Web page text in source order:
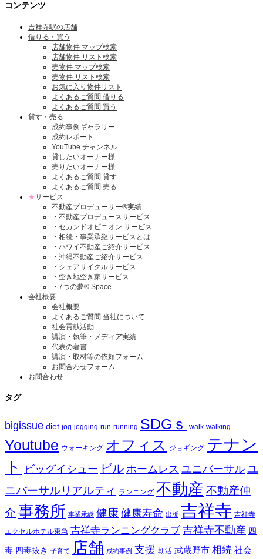
コンテンツ
吉祥寺駅の店舗
借りる・買う
店舗物件 マップ検索
店舗物件 リスト検索
売物件 マップ検索
売物件 リスト検索
お気に入り物件リスト
よくあるご質問 借りる
よくあるご質問 買う
貸す・売る
成約事例ギャラリー
成約レポート
YouTube チャンネル
貸したいオーナー様
売りたいオーナー様
よくあるご質問 貸す
よくあるご質問 売る
★サービス
不動産プロデューサー®実績
・不動産プロデュースサービス
・セカンドオピニオン サービス
・相続・事業承継サービスとは
・ハワイ不動産ご紹介サービス
・沖縄不動産ご紹介サービス
・シェアサイクルサービス
・空き地空き家サービス
・7つの夢® Space
会社概要
会社概要
よくあるご質問 当社について
社会貢献活動
講演・執筆・メディア実績
代表の著書
講演・取材等の依頼フォーム
お問合わせフォーム
お問合わせ
タグ
bigissue diet jog jogging run running SDGｓ walk walking
Youtube ウォーキング オフィス ジョギング テナン
ト
ビッグイシュー ビル ホームレス ユニバーサルユ
ニバーサルリアルティ
ランニング 不動産 不動産仲
介 事務所 事業承継 健康健康寿命 出版 吉祥寺 吉祥寺
エクセルホテル東急 吉祥寺ランニングクラブ 吉祥寺不動産 四
毒 四毒抜き 子育て 店舗 成約事例 支援 朝活 武蔵野市 相続 社会